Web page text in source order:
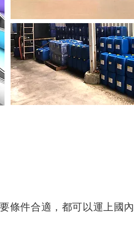
條件合適，都可以運上國內